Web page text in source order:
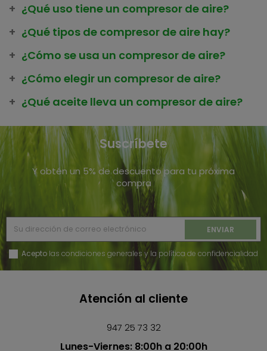
¿Qué uso tiene un compresor de aire?
¿Qué tipos de compresor de aire hay?
¿Cómo se usa un compresor de aire?
¿Cómo elegir un compresor de aire?
¿Qué aceite lleva un compresor de aire?
Suscríbete
Y obtén un 5% de descuento para tu próxima
compra
Acepto las condiciones generales y la política de confidencialidad
Atención al cliente
947 25 73 32
Lunes-Viernes: 8:00h a 20:00h